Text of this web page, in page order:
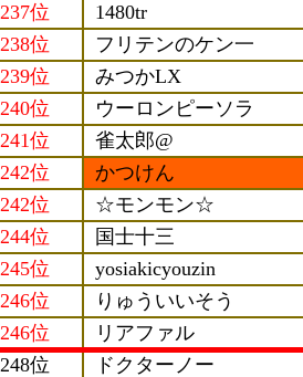
237位
1480tr
238位
フリテンのケン一
239位
みつかLX
240位
ウーロンピーソラ
241位
雀太郎@
242位
かつけん
242位
☆モンモン☆
244位
国士十三
245位
yosiakicyouzin
246位
りゅういいそう
246位
リアファル
248位
ドクターノー